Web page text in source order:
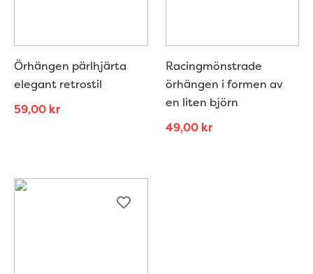
Örhängen pärlhjärta
elegant retrostil
59,00 kr
Racingmönstrade
örhängen i formen av
en liten björn
49,00 kr